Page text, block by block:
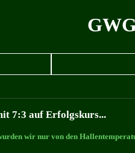
7:3 auf Erfolgskurs...
wir nur von den